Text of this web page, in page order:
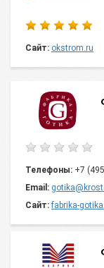
Сайт: okstrom.ru
Телефоны: +7
Email:
Сайт: fabrika-